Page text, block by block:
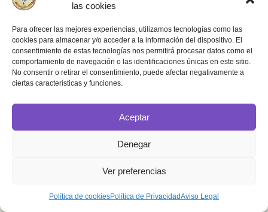
las cookies
Para ofrecer las mejores experiencias, utilizamos tecnologías como las
cookies para almacenar y/o acceder a la información del dispositivo. El
consentimiento de estas tecnologías nos permitirá procesar datos como el
comportamiento de navegación o las identificaciones únicas en este sitio.
No consentir o retirar el consentimiento, puede afectar negativamente a
ciertas características y funciones.
Aceptar
Denegar
Ver preferencias
Política de cookiesPolítica de PrivacidadAviso Legal
Declaración de Accesibilidad|Términos y Condiciones